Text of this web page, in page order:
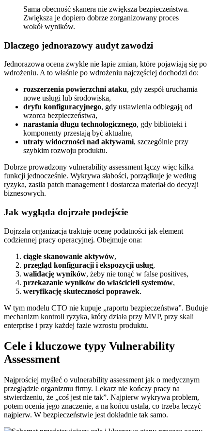
Sama obecność skanera nie zwiększa bezpieczeństwa.
Zwiększa je dopiero dobrze zorganizowany proces
wokół wyników.
Dlaczego jednorazowy audyt zawodzi
Jednorazowa ocena zwykle nie łapie zmian, które pojawiają się po
wdrożeniu. A to właśnie po wdrożeniu najczęściej dochodzi do:
rozszerzenia powierzchni ataku, gdy zespół uruchamia
nowe usługi lub środowiska,
dryfu konfiguracyjnego, gdy ustawienia odbiegają od
wzorca bezpieczeństwa,
narastania długu technologicznego, gdy biblioteki i
komponenty przestają być aktualne,
utraty widoczności nad aktywami, szczególnie przy
szybkim rozwoju produktu.
Dobrze prowadzony vulnerability assessment łączy więc kilka
funkcji jednocześnie. Wykrywa słabości, porządkuje je według
ryzyka, zasila patch management i dostarcza materiał do decyzji
biznesowych.
Jak wygląda dojrzałe podejście
Dojrzała organizacja traktuje ocenę podatności jak element
codziennej pracy operacyjnej. Obejmuje ona:
ciągłe skanowanie aktywów,
przegląd konfiguracji i ekspozycji usług,
walidację wyników, żeby nie tonąć w false positives,
przekazanie wyników do właścicieli systemów,
weryfikację skuteczności poprawek.
W tym modelu CTO nie kupuje „raportu bezpieczeństwa”. Buduje
mechanizm kontroli ryzyka, który działa przy MVP, przy skali
enterprise i przy każdej fazie wzrostu produktu.
Cele i kluczowe typy Vulnerability
Assessment
Najprościej myśleć o vulnerability assessment jak o medycznym
przeglądzie organizmu firmy. Lekarz nie kończy pracy na
stwierdzeniu, że „coś jest nie tak”. Najpierw wykrywa problem,
potem ocenia jego znaczenie, a na końcu ustala, co trzeba leczyć
najpierw. W bezpieczeństwie jest dokładnie tak samo.